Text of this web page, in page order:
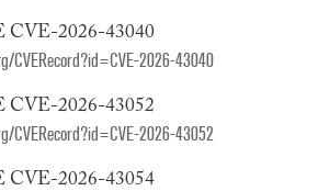
CVE-2026-43040
CVERecord?id=CVE-2026-43040
CVE-2026-43052
CVERecord?id=CVE-2026-43052
CVE-2026-43054